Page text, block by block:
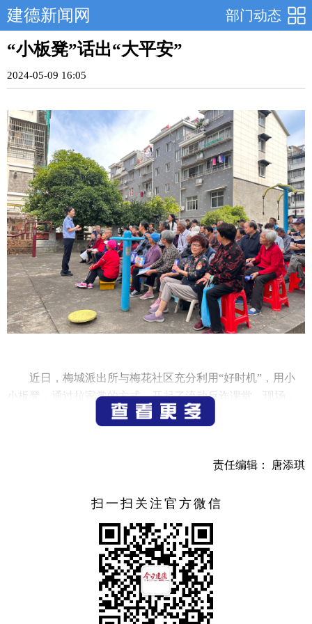
部门动态
建德新闻网
“小板凳”话出“大平安”
2024-05-09 16:05
近日，梅城派出所与梅花社区充分利用“好时机”，用小
小板凳，通过拉家常的方式，开起了流动反诈课堂。现场，
网格员们用梅城话为居民朋友带来了生动有趣的反诈情景
随后，民警以实际诈骗案例、诈骗套路、被骗心理等多
民围坐在一起听得聚精会神，现场气氛活跃，不时传来热烈
流防骗心得。“板凳会宣传反诈骗知识的形式很赞，内容多
样，而且今天讲的这些案例确实就发生在身边，我们要加强
提防、提高辨别能力和防诈骗意识。”居民说道。
一块小板凳、几份宣传资料，这几样“神器”就是流动课
堂的全部“装备”，看到哪里人多，我们就在哪里“上课”。流动
责任编辑： 唐添琪
扫一扫关注官方微信